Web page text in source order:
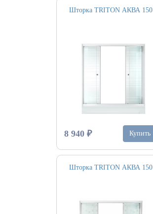
Шторка TRITON АКВА 150
8 940 ₽ Купить
Шторка TRITON АКВА 150